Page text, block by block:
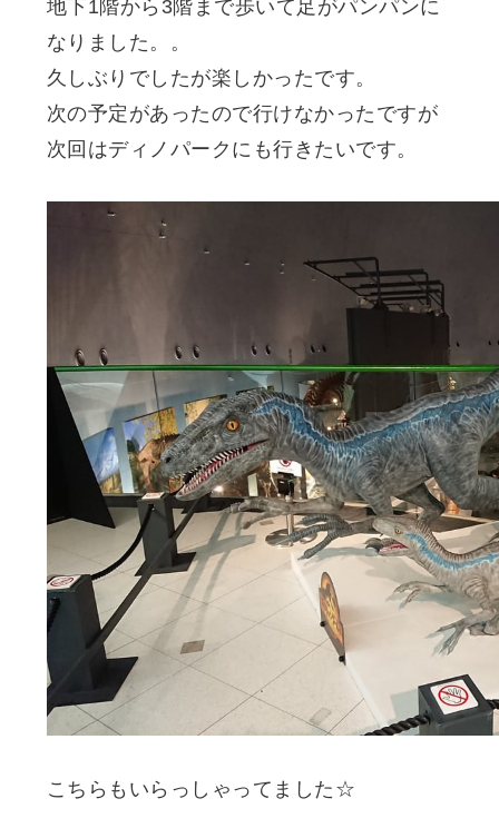
地下1階から3階まで歩いて足がパンパンに
なりました。。
久しぶりでしたが楽しかったです。
次の予定があったので行けなかったですが
次回はディノパークにも行きたいです。
こちらもいらっしゃってました☆